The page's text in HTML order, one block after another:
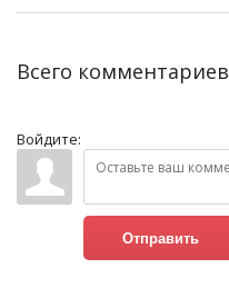
Всего комментариев
Войдите:
Отправить